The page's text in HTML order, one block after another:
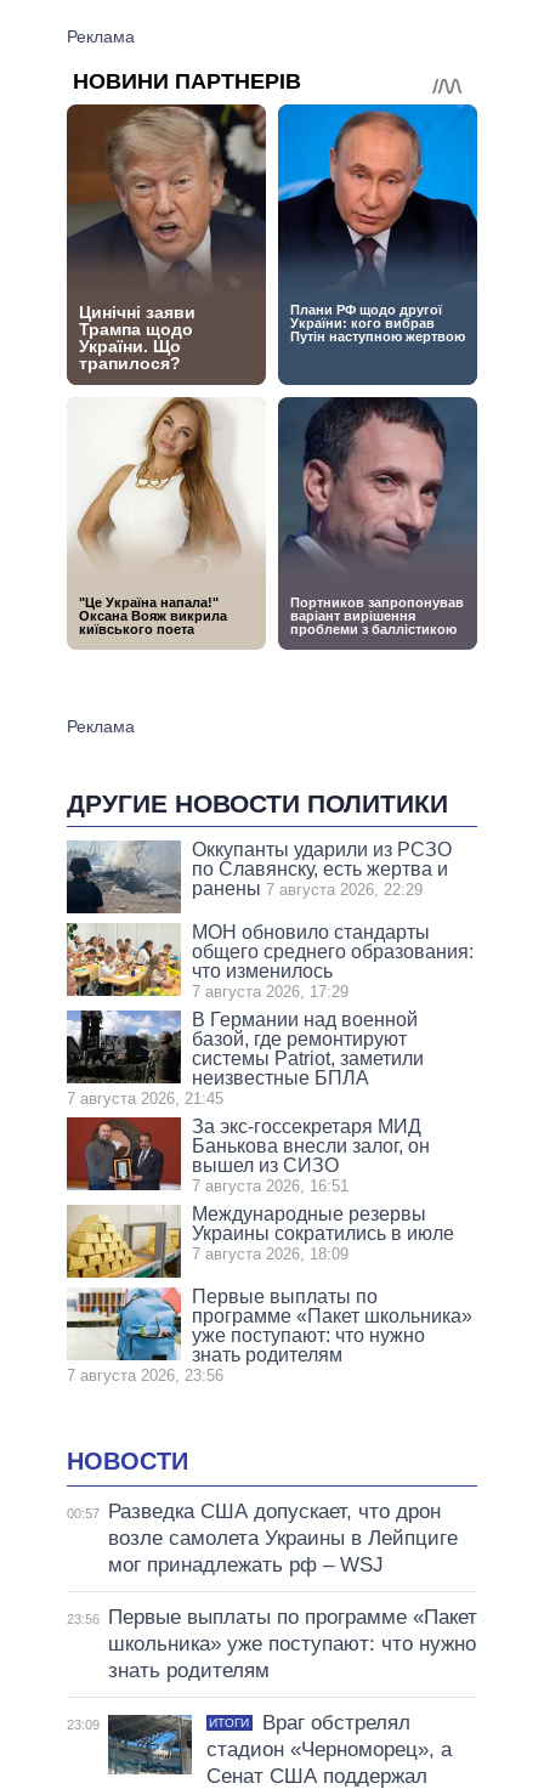
ДРУГИЕ НОВОСТИ ПОЛИТИКИ
Оккупанты ударили из РСЗО
по Славянску, есть жертва и
ранены 7 августа 2026, 22:29
МОН обновило стандарты
общего среднего образования:
что изменилось
7 августа 2026, 17:29
В Германии над военной
базой, где ремонтируют
системы Patriot, заметили
неизвестные БПЛА
7 августа 2026, 21:45
За экс-госсекретаря МИД
Банькова внесли залог, он
вышел из СИЗО
7 августа 2026, 16:51
Международные резервы
Украины сократились в июле
7 августа 2026, 18:09
Первые выплаты по
программе «Пакет школьника»
уже поступают: что нужно
знать родителям
7 августа 2026, 23:56
НОВОСТИ
00:57
Разведка США допускает, что дрон
возле самолета Украины в Лейпциге
мог принадлежать рф – WSJ
23:56
Первые выплаты по программе «Пакет
школьника» уже поступают: что нужно
знать родителям
23:09 ИТОГИ
Враг обстрелял
стадион «Черноморец», а
Сенат США поддержал